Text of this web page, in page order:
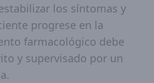
los síntomas y
progrese en la
farmacológico debe
y supervisado por un